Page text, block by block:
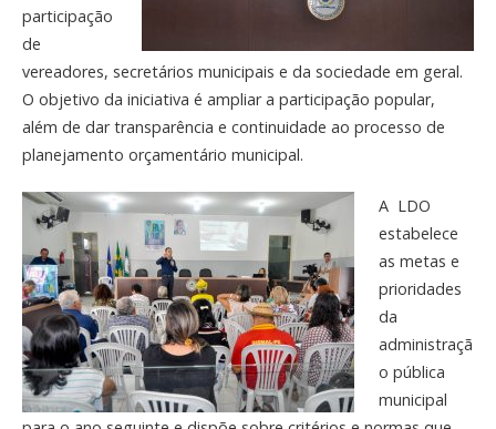
participação
de
vereadores, secretários municipais e da sociedade em geral.
O objetivo da iniciativa é ampliar a participação popular,
além de dar transparência e continuidade ao processo de
planejamento orçamentário municipal.
A LDO
estabelece
as metas e
prioridades
da
administraçã
o pública
municipal